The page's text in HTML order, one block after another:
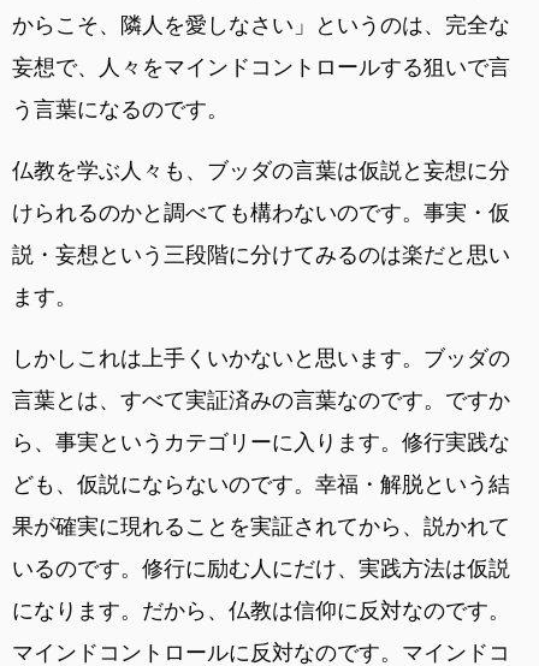
からこそ、隣人を愛しなさい」というのは、完全な
妄想で、人々をマインドコントロールする狙いで言
う言葉になるのです。
仏教を学ぶ人々も、ブッダの言葉は仮説と妄想に分
けられるのかと調べても構わないのです。事実・仮
説・妄想という三段階に分けてみるのは楽だと思い
ます。
しかしこれは上手くいかないと思います。ブッダの
言葉とは、すべて実証済みの言葉なのです。ですか
ら、事実というカテゴリーに入ります。修行実践な
ども、仮説にならないのです。幸福・解脱という結
果が確実に現れることを実証されてから、説かれて
いるのです。修行に励む人にだけ、実践方法は仮説
になります。だから、仏教は信仰に反対なのです。
マインドコントロールに反対なのです。マインドコ